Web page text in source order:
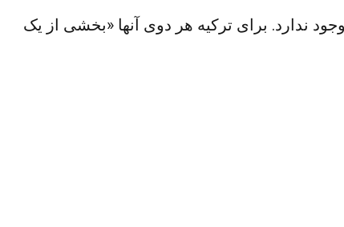
ندارد. برای ترکیه هر دوی آنها «بخشی از یک